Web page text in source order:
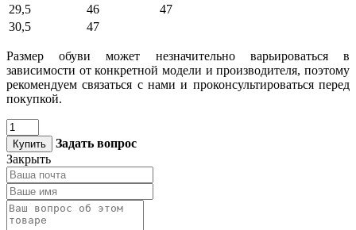
29,5
46
47
30,5
47
Размер обуви может незначительно варьироваться в
зависимости от конкретной модели и производителя, поэтому
рекомендуем связаться с нами и проконсультироваться перед
покупкой.
Купить
Задать вопрос
Закрыть